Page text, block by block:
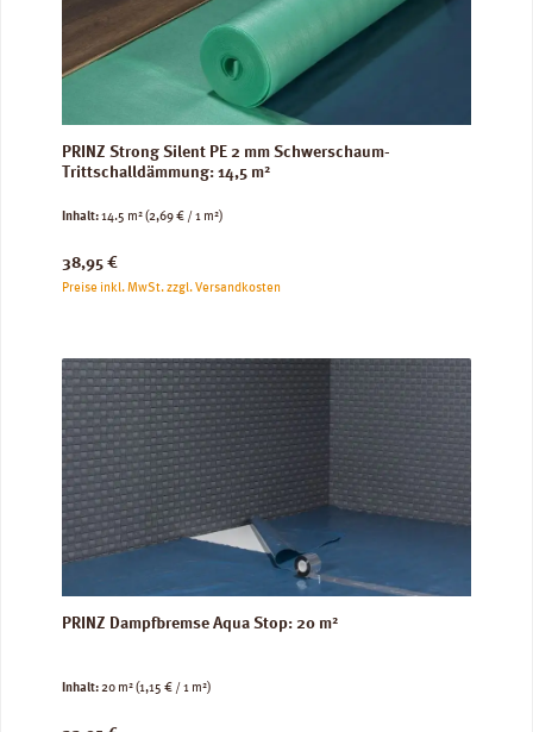
PRINZ Strong Silent PE 2 mm Schwerschaum-
Trittschalldämmung: 14,5 m²
Inhalt:14.5 m²(2,69 € / 1 m²)
Regulärer Preis:
38,95 €
Preise inkl. MwSt. zzgl. Versandkosten
PRINZ Dampfbremse Aqua Stop: 20 m²
Inhalt:20 m²(1,15 € / 1 m²)